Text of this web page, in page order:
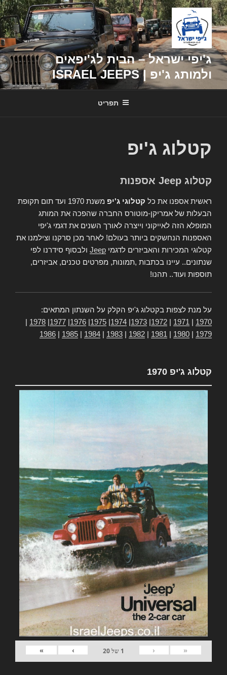
דילוג
לתוכן
ג'יפי ישראל – הבית לג'יפאים
ולמותג ג'יפ | ISRAEL JEEPS
תפריט
קטלוג ג'יפ
קטלוג Jeep אספנות
ראשית אספנו את כל קטלוגי ג'יפ
משנת 1970 ועד תום תקופת
הבעלות של אמריקן-מוטורס החברה שהפכה את המותג
המופלא הזה לאייקוני וייצרה לאורך השנים את דגמי ג'יפי
האספנות הנחשקים ביותר בעולם! לאחר מכן סרקנו וצילמנו את
קטלוגי המכירות והאביזרים לדגמי Jeep ולבסוף סידרנו לפי
שנתונים.. עיינו בכתבות ,תמונות, מפרטים טכנים, אביזרים,
תוספות ועוד.. תהנו!
על מנת לצפות בקטלוג ג'יפ הקלק על השנתון המתאים:
1970
1971
1972
1973
1974
1975
1976
1977
1978
1979
1980
1981
1982
1983
1984
1985
1986
קטלוג ג'יפ 1970
«
‹
1 של20
›
»